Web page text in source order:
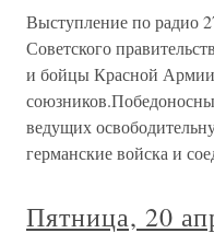
Выступление по радио
Советского
и бойцы Красной
ведущих
германские войска и
Пятница, 20